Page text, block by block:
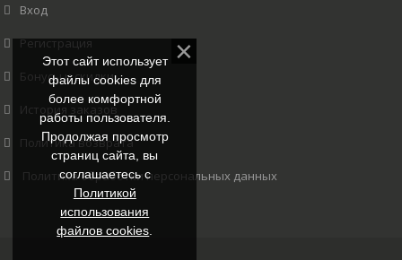
Вход
Регистрация
Бонусы и скидки
История заказов
Политика возврата
Политика обработки персональных данных
Этот сайт использует
файлы cookies для
более комфортной
работы пользователя.
Продолжая просмотр
страниц сайта, вы
соглашаетесь с
Политикой
использования
файлов cookies